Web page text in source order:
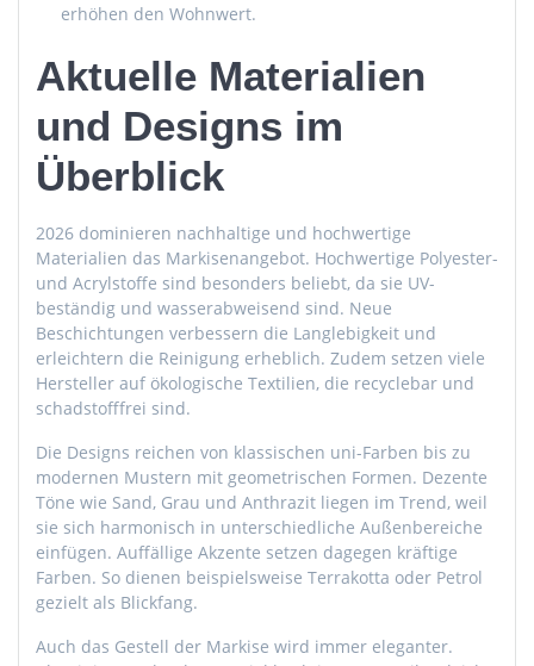
erhöhen den Wohnwert.
Aktuelle Materialien
und Designs im
Überblick
2026 dominieren nachhaltige und hochwertige
Materialien das Markisenangebot. Hochwertige Polyester-
und Acrylstoffe sind besonders beliebt, da sie UV-
beständig und wasserabweisend sind. Neue
Beschichtungen verbessern die Langlebigkeit und
erleichtern die Reinigung erheblich. Zudem setzen viele
Hersteller auf ökologische Textilien, die recyclebar und
schadstofffrei sind.
Die Designs reichen von klassischen uni-Farben bis zu
modernen Mustern mit geometrischen Formen. Dezente
Töne wie Sand, Grau und Anthrazit liegen im Trend, weil
sie sich harmonisch in unterschiedliche Außenbereiche
einfügen. Auffällige Akzente setzen dagegen kräftige
Farben. So dienen beispielsweise Terrakotta oder Petrol
gezielt als Blickfang.
Auch das Gestell der Markise wird immer eleganter.